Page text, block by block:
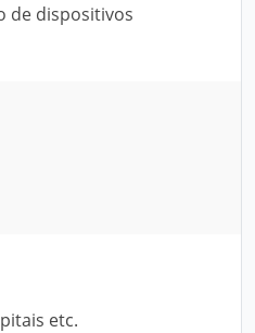
de dispositivos
etc.